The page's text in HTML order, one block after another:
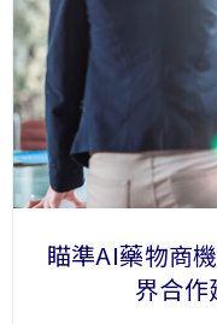
瞄準AI藥物商
界合作